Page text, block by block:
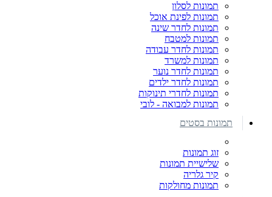
תמונות לסלון
תמונות לפינת אוכל
תמונות לחדר שינה
תמונות למטבח
תמונות לחדר עבודה
תמונות למשרד
תמונות לחדר נוער
תמונות לחדר ילדים
תמונות לחדרי תינוקות
תמונות למבואה - לובי
תמונות בסטים
זוג תמונות
שלישיית תמונות
קיר גלריה
תמונות מחולקות